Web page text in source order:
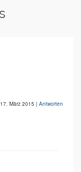
17. März 2015 | Antworten